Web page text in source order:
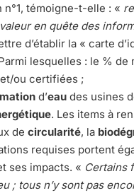
n°1, témoigne-t-elle : «
en quête des
d’établir la « carte
lesquelles : le % de
ou certifiées ;
d’eaudes usines
. Les items à
de circularité, la
requises portent
ses impacts. « Certains
; tous n’y sont pas